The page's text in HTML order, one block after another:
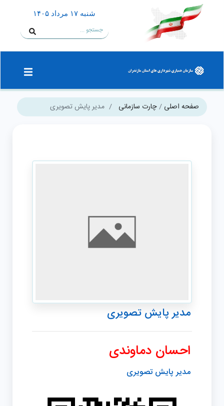
شنبه ۱۷ مرداد ۱۴۰۵
صفحه اصلی چارت سازمانی مدیر پایش تصویری
مدیر پایش تصویری
احسان دماوندی
مدیر پایش تصویری